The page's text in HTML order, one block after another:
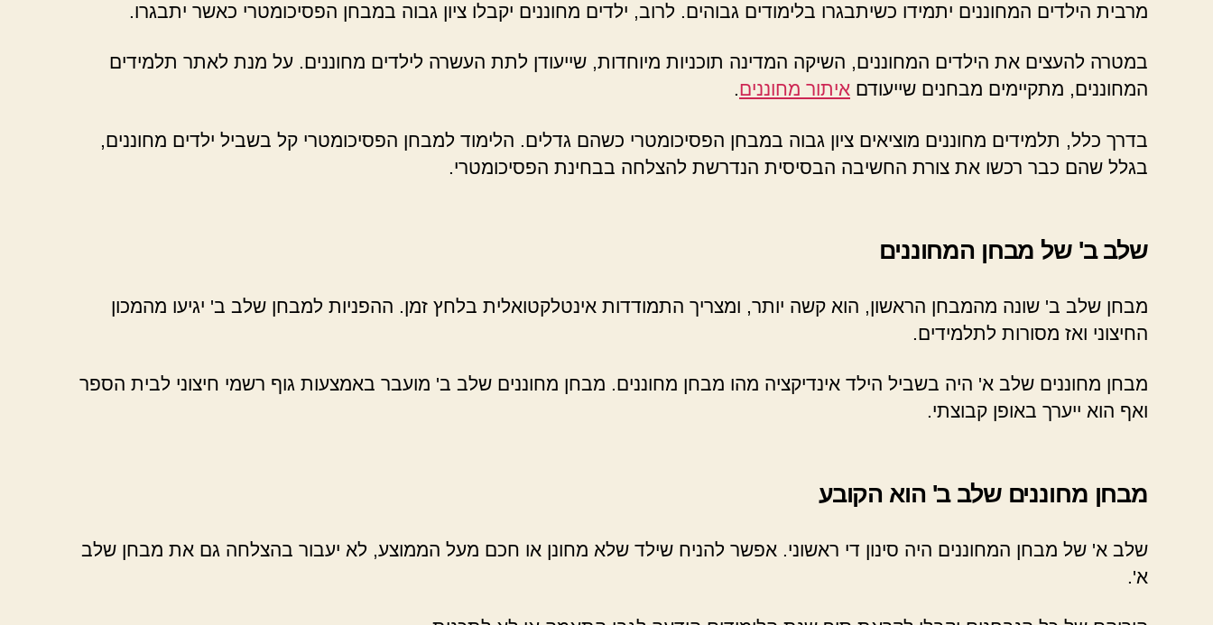
מרבית הילדים המחוננים יתמידו כשיתבגרו בלימודים גבוהים. לרוב, ילדים מחוננים יקבלו ציון גבוה במבחן הפסיכומטרי כאשר יתבגרו.
במטרה להעצים את הילדים המחוננים, השיקה המדינה תוכניות מיוחדות, שייעודן לתת העשרה לילדים מחוננים. על מנת לאתר תלמידים
המחוננים, מתקיימים מבחנים שייעודם איתור מחוננים.
בדרך כלל, תלמידים מחוננים מוציאים ציון גבוה במבחן הפסיכומטרי כשהם גדלים. הלימוד למבחן הפסיכומטרי קל בשביל ילדים מחוננים,
בגלל שהם כבר רכשו את צורת החשיבה הבסיסית הנדרשת להצלחה בבחינת הפסיכומטרי.
שלב ב' של מבחן המחוננים
מבחן שלב ב' שונה מהמבחן הראשון, הוא קשה יותר, ומצריך התמודדות אינטלקטואלית בלחץ זמן. ההפניות למבחן שלב ב' יגיעו מהמכון
החיצוני ואז מסורות לתלמידים.
מבחן מחוננים שלב א' היה בשביל הילד אינדיקציה מהו מבחן מחוננים. מבחן מחוננים שלב ב' מועבר באמצעות גוף רשמי חיצוני לבית הספר
ואף הוא ייערך באופן קבוצתי.
מבחן מחוננים שלב ב' הוא הקובע
שלב א' של מבחן המחוננים היה סינון די ראשוני. אפשר להניח שילד שלא מחונן או חכם מעל הממוצע, לא יעבור בהצלחה גם את מבחן שלב
א'.